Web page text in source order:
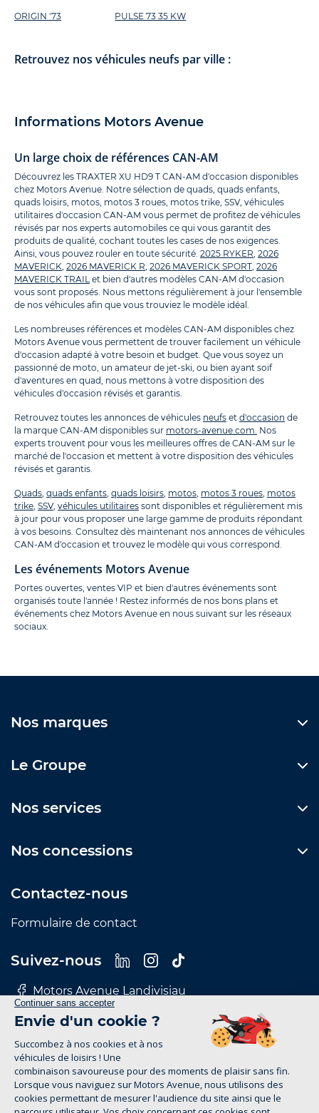
ORIGIN '73 PULSE 73 35 KW
Retrouvez nos véhicules neufs par ville :
Informations Motors Avenue
Un large choix de références CAN-AM
Découvrez les TRAXTER XU HD9 T CAN-AM d'occasion disponibles
chez Motors Avenue. Notre sélection de quads, quads enfants,
quads loisirs, motos, motos 3 roues, motos trike, SSV, véhicules
utilitaires d'occasion CAN-AM vous permet de profitez de véhicules
révisés par nos experts automobiles ce qui vous garantit des
produits de qualité, cochant toutes les cases de nos exigences.
Ainsi, vous pouvez rouler en toute sécurité. 2025 RYKER 2026
MAVERICK 2026 MAVERICK R 2026 MAVERICK SPORT 2026
MAVERICK TRAIL et bien d'autres modèles CAN-AM d'occasion
vous sont proposés. Nous mettons régulièrement à jour l'ensemble
de nos véhicules afin que vous trouviez le modèle idéal.
Les nombreuses références et modèles CAN-AM disponibles chez
Motors Avenue vous permettent de trouver facilement un véhicule
d'occasion adapté à votre besoin et budget. Que vous soyez un
passionné de moto, un amateur de jet-ski, ou bien ayant soif
d'aventures en quad, nous mettons à votre disposition des
véhicules d'occasion révisés et garantis.
Retrouvez toutes les annonces de véhicules neufs et d'occasion de
la marque CAN-AM disponibles sur motors-avenue.com. Nos
experts trouvent pour vous les meilleures offres de CAN-AM sur le
marché de l'occasion et mettent à votre disposition des véhicules
révisés et garantis.
Quads quads enfants quads loisirs motos motos 3 roues motos
trike SSV, véhicules utilitaires sont disponibles et régulièrement mis
à jour pour vous proposer une large gamme de produits répondant
à vos besoins. Consultez dès maintenant nos annonces de véhicules
CAN-AM d'occasion et trouvez le modèle qui vous correspond.
Les événements Motors Avenue
Portes ouvertes, ventes VIP et bien d'autres événements sont
organisés toute l'année ! Restez informés de nos bons plans et
événements chez Motors Avenue en nous suivant sur les réseaux
sociaux.
Nos marques
Le Groupe
Nos services
Nos concessions
Contactez-nous
Formulaire de contact
Suivez-nous
Motors Avenue Landivisiau
Motors Avenue Le Mans
Motors Avenue Rennes
Motors Avenue Tours